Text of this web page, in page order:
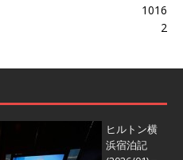
1016
2
ヒルトン横
浜宿泊記